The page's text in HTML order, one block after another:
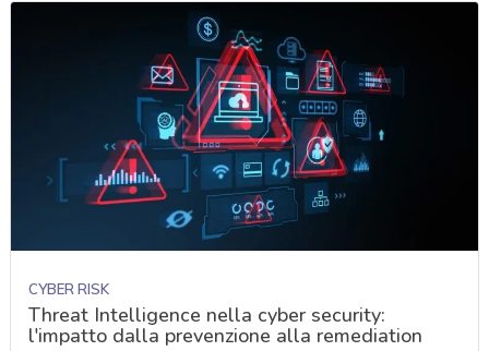
CYBER RISK
Threat Intelligence nella cyber security:
l'impatto dalla prevenzione alla remediation